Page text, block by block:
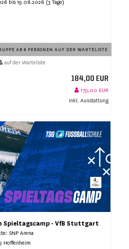
bis 19.08.2026 (3 Tage)
AB 6 PERSONEN AUF DER WARTELISTE
auf der Warteliste
184,00 EUR
179,00 EUR
inkl. Ausstattung
Spieltagscamp - VfB Stuttgart
SNP Arena
Hoffenheim